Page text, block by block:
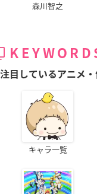
森川智之
目しているアニメ・
キャラ一覧